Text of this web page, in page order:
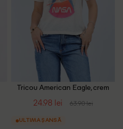
Tricou American Eagle, crem
24.98 lei 63.90 lei
ULTIMA ȘANSĂ